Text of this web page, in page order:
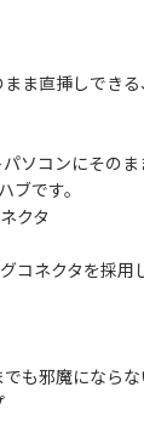
ま直挿しでき
ソコンにその
ブです。
クタ
コネクタを採用
も邪魔にならな